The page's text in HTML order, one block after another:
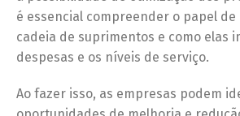
é essencial compreender o papel de
cadeia de suprimentos e como elas
despesas e os níveis de serviço.
Ao fazer isso, as empresas podem